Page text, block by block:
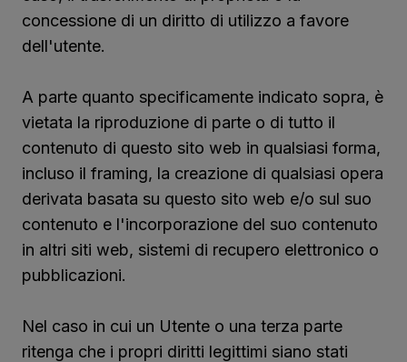
concessione di un diritto di utilizzo a favore
dell'utente.
A parte quanto specificamente indicato sopra, è
vietata la riproduzione di parte o di tutto il
contenuto di questo sito web in qualsiasi forma,
incluso il framing, la creazione di qualsiasi opera
derivata basata su questo sito web e/o sul suo
contenuto e l'incorporazione del suo contenuto
in altri siti web, sistemi di recupero elettronico o
pubblicazioni.
Nel caso in cui un Utente o una terza parte
ritenga che i propri diritti legittimi siano stati